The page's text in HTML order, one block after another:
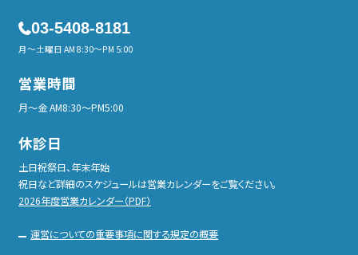
03-5408-8181
月～土曜日 AM 8:30～PM 5:00
営業時間
月～金 AM8:30～PM5:00
休診日
土日祝祭日、年末年始
祝日など詳細のスケジュールは営業カレンダーをご覧ください。
2026年度営業カレンダー（PDF）
運営についての重要事項に関する規定の概要